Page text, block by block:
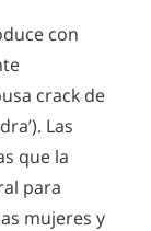
con
crack de
Las
que la
para
mujeres y